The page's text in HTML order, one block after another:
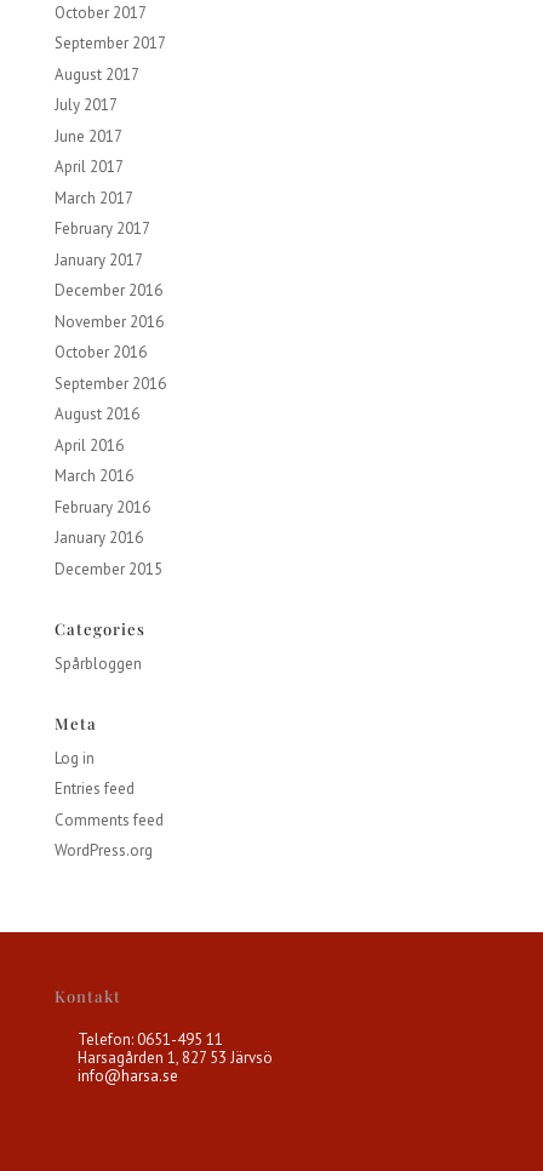
October 2017
September 2017
August 2017
July 2017
June 2017
April 2017
March 2017
February 2017
January 2017
December 2016
November 2016
October 2016
September 2016
August 2016
April 2016
March 2016
February 2016
January 2016
December 2015
Categories
Spårbloggen
Meta
Log in
Entries feed
Comments feed
WordPress.org
Kontakt
Telefon: 0651-495 11
Harsagården 1, 827 53 Järvsö
info@harsa.se